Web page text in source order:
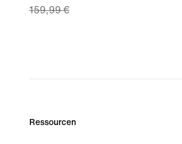
price
159,99 €
159,99 €
Ressourcen